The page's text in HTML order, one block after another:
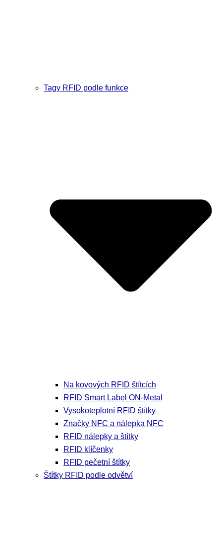
Tagy RFID podle funkce
Na kovových RFID štítcích
RFID Smart Label ON-Metal
Vysokoteplotní RFID štítky
Značky NFC a nálepka NFC
RFID nálepky a štítky
RFID klíčenky
RFID pečetní štítky
Štítky RFID podle odvětví